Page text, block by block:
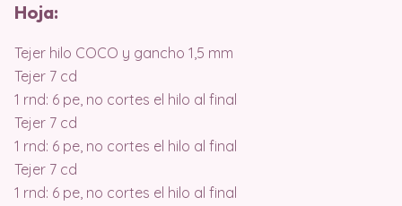
Hoja:
Tejer hilo COCO y gancho 1,5 mm
Tejer 7 cd
1 rnd: 6 pe, no cortes el hilo al final
Tejer 7 cd
1 rnd: 6 pe, no cortes el hilo al final
Tejer 7 cd
1 rnd: 6 pe, no cortes el hilo al final